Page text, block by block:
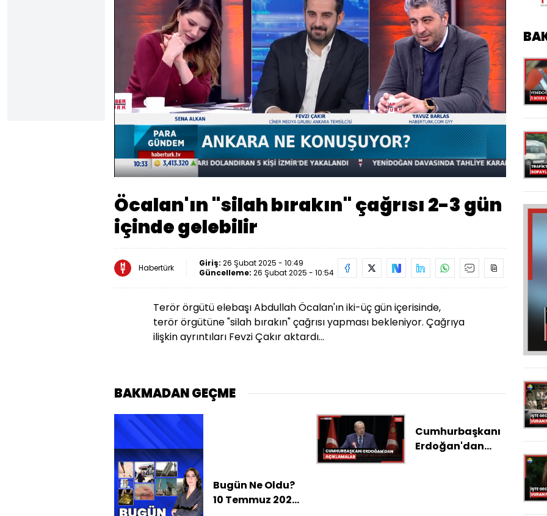
Sesi
Aç
Yüklendi:
6.19%
Oynatma
Öcalan'ın "silah bırakın" çağrısı 2-3 gün
içinde gelebilir
Habertürk Giriş: 26 Şubat 2025 - 10:49
Güncelleme: 26 Şubat 2025 - 10:54
Terör örgütü elebaşı Abdullah Öcalan'ın iki-üç gün içerisinde,
terör örgütüne "silah bırakın" çağrısı yapması bekleniyor. Çağrıya
ilişkin ayrıntıları Fevzi Çakır aktardı...
BAKMADAN GEÇME
Bugün Ne Oldu?
10 Temmuz 2026
Cumhurbaşkanı
Erdoğan'dan